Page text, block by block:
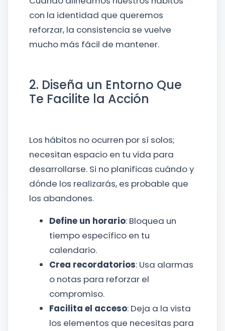
con la identidad que queremos
reforzar, la consistencia se vuelve
mucho más fácil de mantener.
2. Diseña un Entorno Que
Te Facilite la Acción
Los hábitos no ocurren por sí solos;
necesitan espacio en tu vida para
desarrollarse. Si no planificas cuándo y
dónde los realizarás, es probable que
los abandones.
Define un horario: Bloquea un
tiempo específico en tu
calendario.
Crea recordatorios: Usa alarmas
o notas para reforzar el
compromiso.
Facilita el acceso: Deja a la vista
los elementos que necesitas para